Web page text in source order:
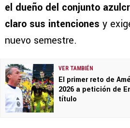
el dueño del conjunto
claro sus intenciones y
nuevo semestre.
VER TAMBIÉN
El primer reto de
2026 a petición de
título